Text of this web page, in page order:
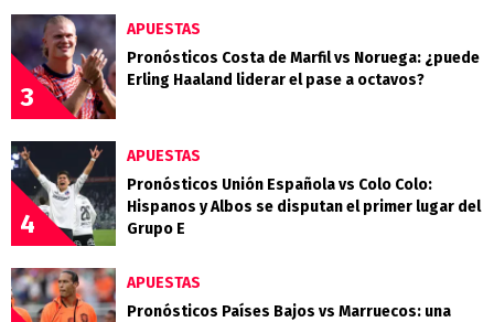
3
APUESTAS
Pronósticos Costa de Marfil vs Noruega: ¿puede
Erling Haaland liderar el pase a octavos?
4
APUESTAS
Pronósticos Unión Española vs Colo Colo:
Hispanos y Albos se disputan el primer lugar del
Grupo E
APUESTAS
Pronósticos Países Bajos vs Marruecos: una